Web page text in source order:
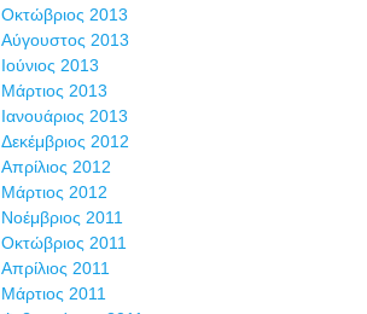
Οκτώβριος 2013
Αύγουστος 2013
Ιούνιος 2013
Μάρτιος 2013
Ιανουάριος 2013
Δεκέμβριος 2012
Απρίλιος 2012
Μάρτιος 2012
Νοέμβριος 2011
Οκτώβριος 2011
Απρίλιος 2011
Μάρτιος 2011